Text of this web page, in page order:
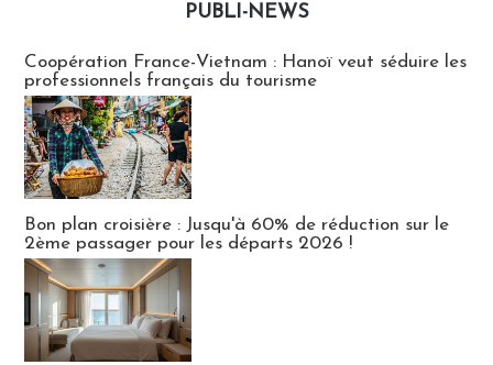
PUBLI-NEWS
Coopération France-Vietnam : Hanoï veut séduire les
professionnels français du tourisme
Bon plan croisière : Jusqu'à 60% de réduction sur le
2ème passager pour les départs 2026 !